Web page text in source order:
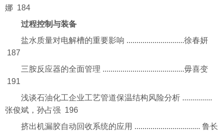
娜 184
过程控制与装备
盐水质量对电解槽的重要影响 .............................徐春妍
187
三胺反应器的全面管理 .........................................毋喜变
191
浅谈石油化工企业工艺管道保温结构风险分析 ...............
张俊斌，孙占强 196
挤出机漏胶自动回收系统的应用 ................................. 鲁长